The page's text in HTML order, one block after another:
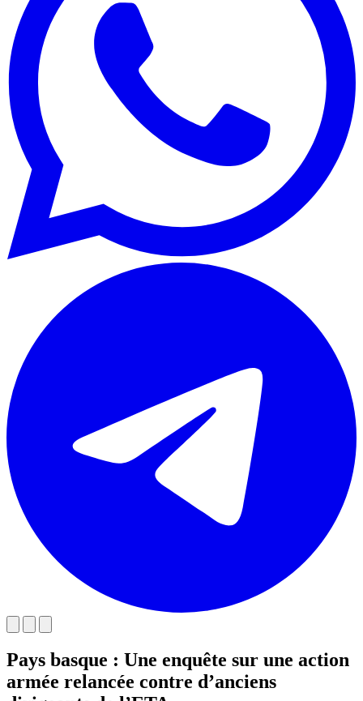
Pays basque : Une enquête sur une action
armée relancée contre d’anciens